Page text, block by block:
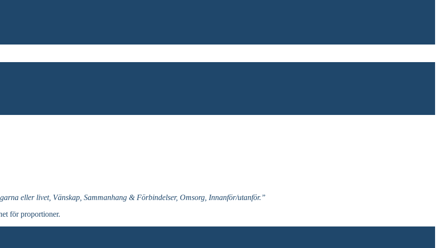
eller livet, Vänskap, Sammanhang & Förbindelser, Omsorg, Innanför/utanför.”
för proportioner.